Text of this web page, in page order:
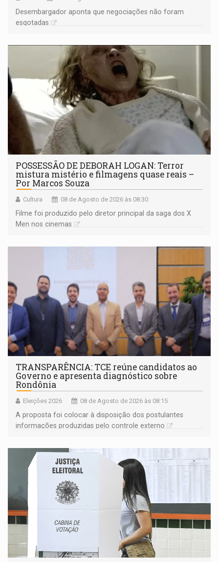
Desembargador aponta que negociações não foram
esgotadas
POSSESSÃO DE DEBORAH LOGAN: Terror
mistura mistério e filmagens quase reais –
Por Marcos Souza
Cultura 08 de Agosto de 2026 às 08:30
Filme foi produzido pelo diretor principal da saga dos X
Men nos cinemas
TRANSPARÊNCIA: TCE reúne candidatos ao
Governo e apresenta diagnóstico sobre
Rondônia
Eleições 2026 08 de Agosto de 2026 às 08:15
A proposta foi colocar à disposição dos postulantes
informações produzidas pelo controle externo